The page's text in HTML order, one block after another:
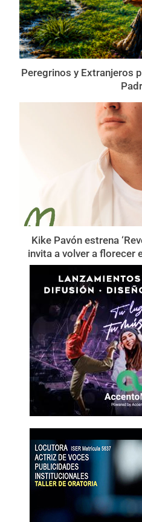
Peregrinos y Extranjeros
Kike Pavón estrena
invita a volver a florecer